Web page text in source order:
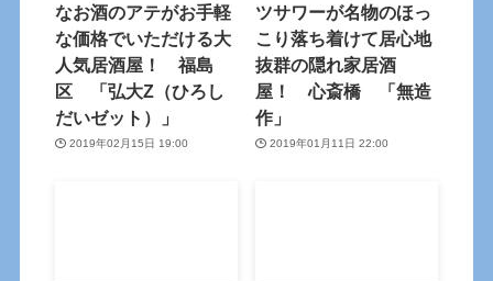
なお酒のアテがお手軽
な価格でいただける大
人気居酒屋！ 福島
区 「弘大Z（ひろし
だいゼット）」
2019年02月15日 19:00
ツサワーが名物のほっ
こり落ち着けて居心地
抜群の隠れ家居酒
屋！ 心斎橋 「無造
作」
2019年01月11日 22:00